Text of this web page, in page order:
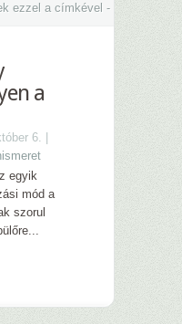
ezzel a címkével -
a
6. |
egyik
mód a
szorul